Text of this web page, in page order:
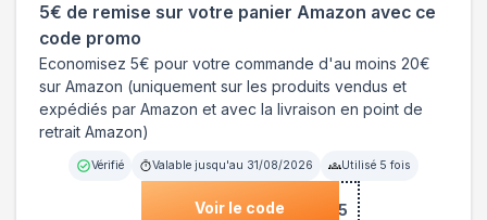
5€ de remise sur votre panier Amazon avec ce
code promo
Economisez 5€ pour votre commande d'au moins 20€
sur Amazon (uniquement sur les produits vendus et
expédiés par Amazon et avec la livraison en point de
retrait Amazon)
Vérifié Valable jusqu'au 31/08/2026 Utilisé 5 fois
Voir le code***RAIT5